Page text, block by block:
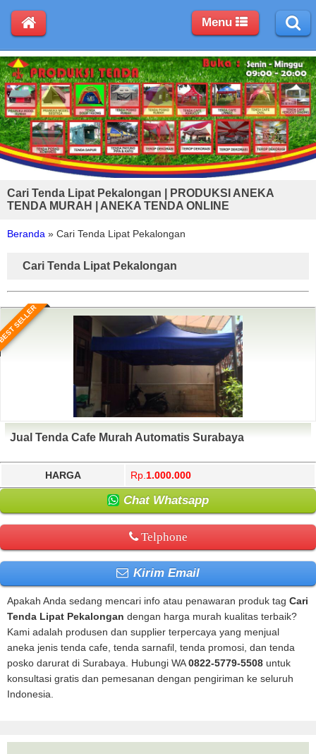
Cari Tenda Lipat Pekalongan | PRODUKSI ANEKA
TENDA MURAH | ANEKA TENDA ONLINE
Beranda » Cari Tenda Lipat Pekalongan
Cari Tenda Lipat Pekalongan
SELLER
Jual Tenda Cafe Murah Automatis Surabaya
HARGA Rp. 1.000.000
Chat Whatsapp
Telphone
Kirim Email
Apakah Anda sedang mencari info atau penawaran produk tag Cari
Tenda Lipat Pekalongan dengan harga murah kualitas terbaik?
Kami adalah produsen dan supplier terpercaya yang menjual
aneka jenis tenda cafe, tenda sarnafil, tenda promosi, dan tenda
posko darurat di Surabaya. Hubungi WA0822-5779-5508 untuk
konsultasi gratis dan pemesanan dengan pengiriman ke seluruh
Indonesia.
Menu